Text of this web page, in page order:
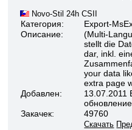
Novo-Stil 24h CSII
Категория:
Export-
Описание:
(Multi-
stellt die
dar, inkl.
your data
extra page
Добавлен:
13.07.2011
Закачек:
49760
Скачать